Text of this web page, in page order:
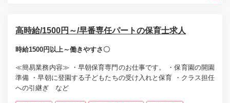
高時給/1500円～/早番専任パートの保育士求人
時給1500円以上～働きやすさ〇
≪簡易業務内容≫ ・早朝保育専門のお仕事です。 ・保育園の開園
準備 ・早朝に登園する子どもたちの受け入れと保育 ・クラス担任
への引継ぎ など